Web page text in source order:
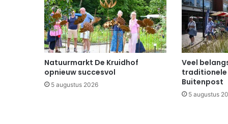
Natuurmarkt De Kruidhof
opnieuw succesvol
5 augustus 2026
Veel
Buitenpost
5 augustus